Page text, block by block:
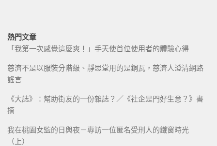
熱門文章
「我第一次感覺這麼爽！」手天使首位使用者的體驗心得
慈濟不是以服裝分階級、靜思堂用的是銅瓦，慈濟人澄清網路
謠言
《大誌》：幫助街友的一份雜誌？／《社企是門好生意？》書
摘
我在桃園女監的日與夜－專訪一位匿名受刑人的鐵窗時光
（上）